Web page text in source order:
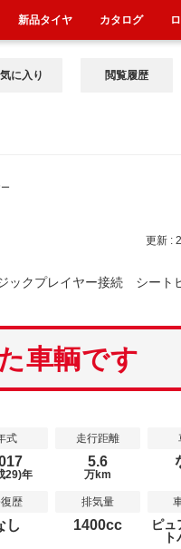
に入り 閲覧履歴
更新 :
クプレイヤー接続 シート
車輌です
式
29)年
走行距離
5.6
万km
歴
し
排気量
1400cc
ピュ
新品タイヤ カタログ